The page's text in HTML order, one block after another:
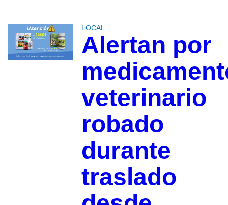
LOCAL
Alertan por
veterinario
robado
durante
traslado